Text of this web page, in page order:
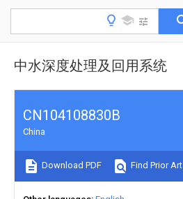
中水深度处理及回用系统
CN104108830B
China
Download PDF Find Prior Art